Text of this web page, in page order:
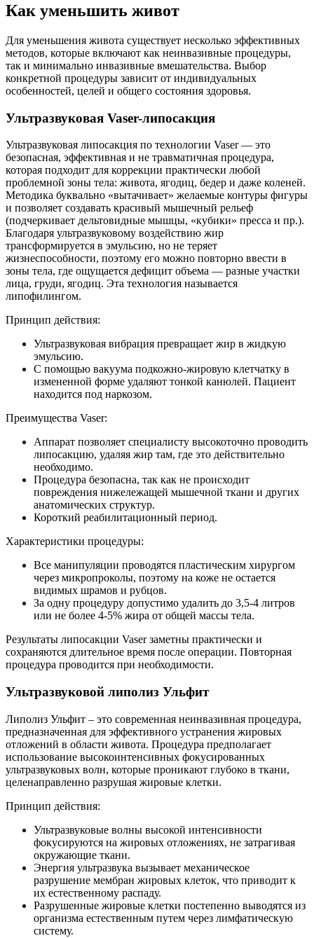
Как уменьшить живот
Для уменьшения живота существует несколько эффективных
методов, которые включают как неинвазивные процедуры,
так и минимально инвазивные вмешательства. Выбор
конкретной процедуры зависит от индивидуальных
особенностей, целей и общего состояния здоровья.
Ультразвуковая Vaser-липосакция
Ультразвуковая липосакция по технологии Vaser — это
безопасная, эффективная и не травматичная процедура,
которая подходит для коррекции практически любой
проблемной зоны тела: живота, ягодиц, бедер и даже коленей.
Методика буквально «вытачивает» желаемые контуры фигуры
и позволяет создавать красивый мышечный рельеф
(подчеркивает дельтовидные мышцы, «кубики» пресса и пр.).
Благодаря ультразвуковому воздействию жир
трансформируется в эмульсию, но не теряет
жизнеспособности, поэтому его можно повторно ввести в
зоны тела, где ощущается дефицит объема — разные участки
лица, груди, ягодиц. Эта технология называется
липофилингом.
Принцип действия:
Ультразвуковая вибрация превращает жир в жидкую
эмульсию.
С помощью вакуума подкожно-жировую клетчатку в
измененной форме удаляют тонкой канюлей. Пациент
находится под наркозом.
Преимущества Vaser:
Аппарат позволяет специалисту высокоточно проводить
липосакцию, удаляя жир там, где это действительно
необходимо.
Процедура безопасна, так как не происходит
повреждения нижележащей мышечной ткани и других
анатомических структур.
Короткий реабилитационный период.
Характеристики процедуры:
Все манипуляции проводятся пластическим хирургом
через микропроколы, поэтому на коже не остается
видимых шрамов и рубцов.
За одну процедуру допустимо удалить до 3,5-4 литров
или не более 4-5% жира от общей массы тела.
Результаты липосакции Vaser заметны практически и
сохраняются длительное время после операции. Повторная
процедура проводится при необходимости.
Ультразвуковой липолиз Ульфит
Липолиз Ульфит – это современная неинвазивная процедура,
предназначенная для эффективного устранения жировых
отложений в области живота. Процедура предполагает
использование высокоинтенсивных фокусированных
ультразвуковых волн, которые проникают глубоко в ткани,
целенаправленно разрушая жировые клетки.
Принцип действия:
Ультразвуковые волны высокой интенсивности
фокусируются на жировых отложениях, не затрагивая
окружающие ткани.
Энергия ультразвука вызывает механическое
разрушение мембран жировых клеток, что приводит к
их естественному распаду.
Разрушенные жировые клетки постепенно выводятся из
организма естественным путем через лимфатическую
систему.